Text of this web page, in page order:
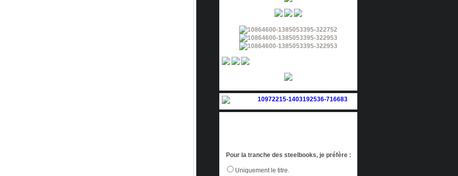
Pour la tranche des steelbooks, je préfère :
Uniquement le titre.